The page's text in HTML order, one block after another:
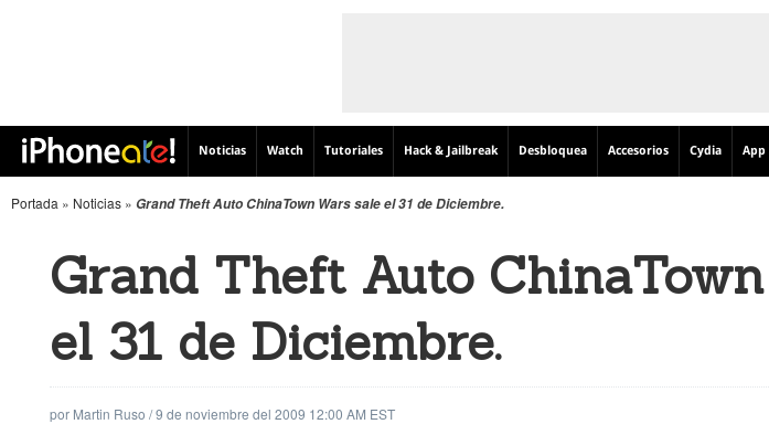
Noticias Watch Tutoriales Hack & Jailbreak Desbloquea Accesorios Cydia App
Portada » Noticias » Grand Theft Auto ChinaTown Wars sale el 31 de Diciembre.
Grand Theft Auto
el 31 de Diciembre.
por Martin Ruso /9 de noviembre del 2009 12:00 AM EST